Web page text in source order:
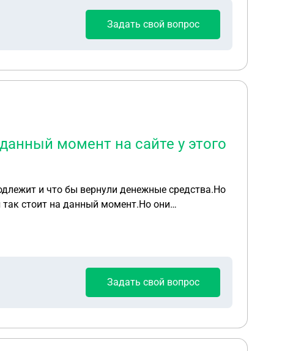
Задать свой вопрос
момент на сайте у этого
и что бы вернули денежные средства.Но
указано объявление с продажей данной
Задать свой вопрос